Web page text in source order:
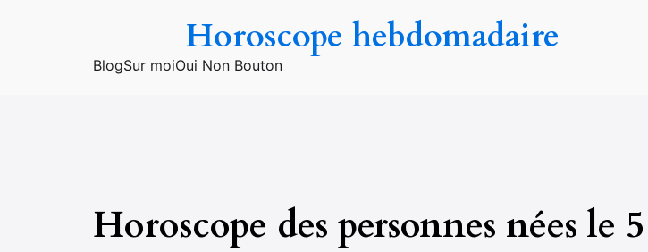
Horoscope hebdomadaire
BlogSur moiOui Non Bouton
Horoscope des personnes nées le